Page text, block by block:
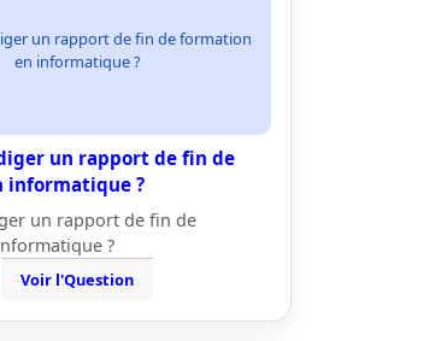
un rapport de fin de formation
en informatique ?
un rapport de fin de
informatique ?
un rapport de fin de
?
Voir l'Question